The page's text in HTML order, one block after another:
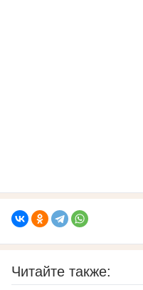
Читайте также: